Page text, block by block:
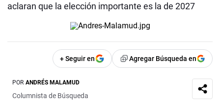
aclaran que la elección importante es la de 2027
+ Seguir en Agregar Búsqueda en
POR ANDRÉS MALAMUD
Columnista de Búsqueda